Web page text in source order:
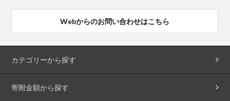
Webからのお問い合わせはこちら
カテゴリーから探す
寄附金額から探す